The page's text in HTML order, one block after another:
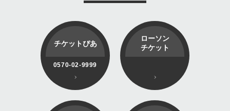
チケットぴあ
0570-02-9999
ローソン
チケット